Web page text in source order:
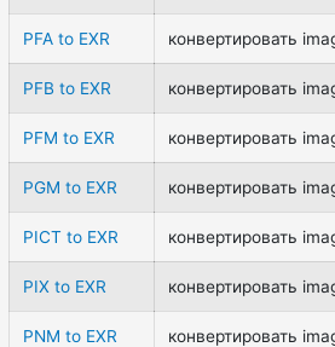
PFA to EXR конвертировать
PFB to EXR конвертировать
PFM to EXR конвертировать
PGM to EXR конвертировать
PICT to EXR конвертировать
PIX to EXR конвертировать
PNM to EXR конвертировать